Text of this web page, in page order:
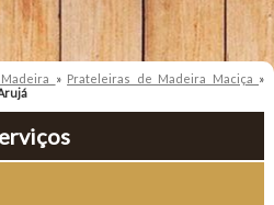
» Prateleiras de Madeira Maciça »